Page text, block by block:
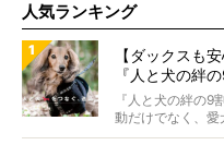
人気ランキング
【ダックスも
『人と犬の絆
WOLFGANG
『人と犬の絆の9
動だけでなく、
あ...